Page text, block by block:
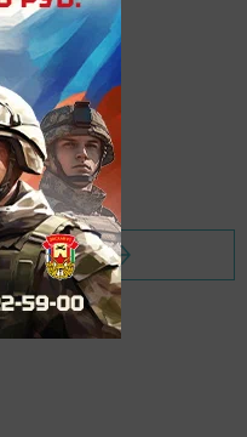
в
MАХ:
новости